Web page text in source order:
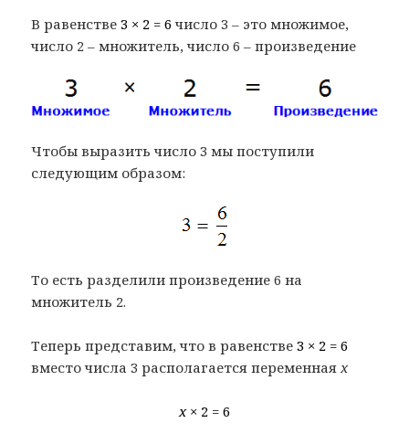
В равенстве3 × 2 = 6число 3 – это множимое,
число 2 – множитель, число 6 – произведение
Чтобы выразить число 3 мы поступили
следующим образом:
То есть разделили произведение 6 на
множитель 2.
Теперь представим, что в равенстве3 × 2 = 6
вместо числа 3 располагается переменная x
x× 2 = 6